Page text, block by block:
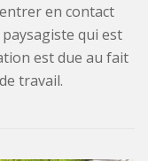
en contact
qui est
est due au fait
travail.